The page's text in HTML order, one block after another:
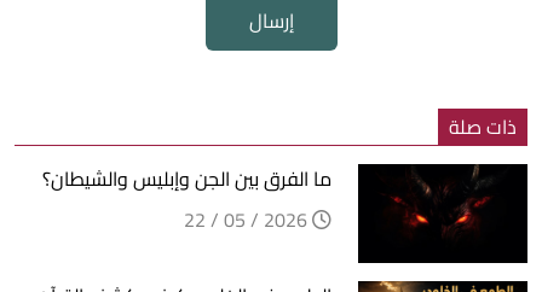
إرسال
ذات صلة
ما الفرق بين الجن وإبليس والشيطان؟